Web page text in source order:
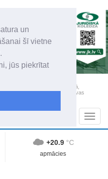
un
šī vietne
jūs piekrītat
visā Dienvidlatgalē un Sēlijā,
valstspilsētu, Augšdaugavas
+20.9 °C
apmācies